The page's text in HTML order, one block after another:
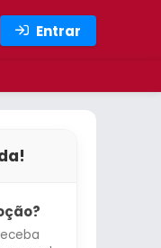
Entrar